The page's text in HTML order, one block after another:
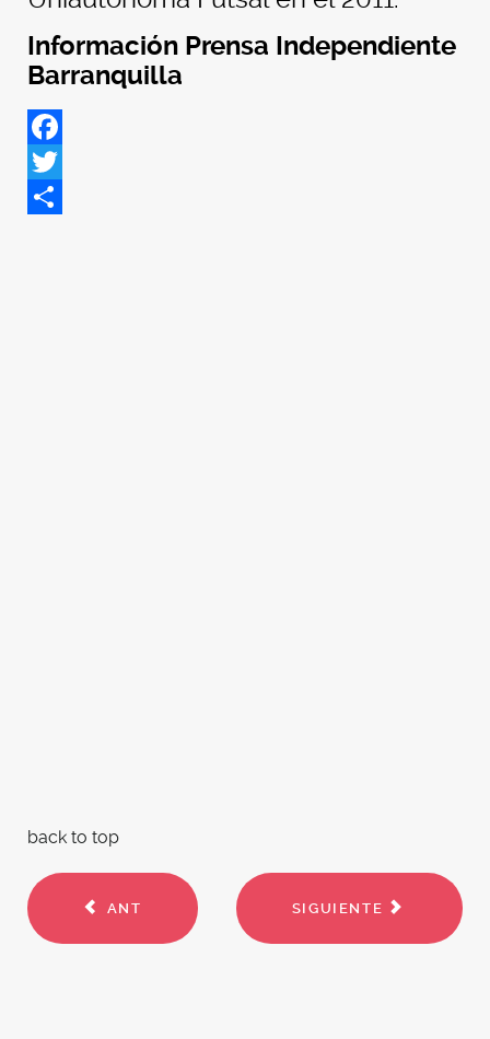
Información Prensa Independiente
Barranquilla
Facebook
Twitter
back to top
ANT SIGUIENTE